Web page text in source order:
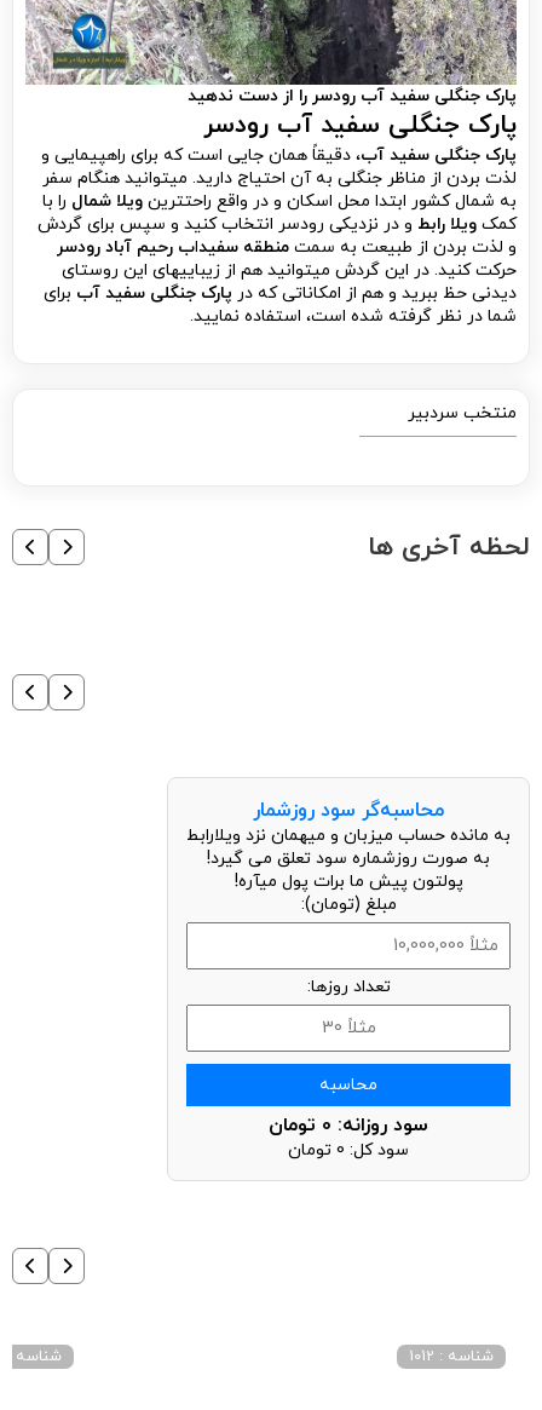
پارک جنگلی سفید آب رودسر را از دست ندهید
پارک جنگلی سفید آب رودسر
پارک جنگلی سفید آب، دقیقاً همان جایی است که برای راهپیمایی و
لذت بردن از مناظر جنگلی به آن احتیاج دارید. می­توانید هنگام سفر
به شمال کشور ابتدا محل اسکان و در واقع راحت­ترین ویلا شمال را با
کمک ویلا رابط و در نزدیکی رودسر انتخاب کنید و سپس برای گردش
و لذت بردن از طبیعت به سمت منطقه سفیداب رحیم آباد رودسر
حرکت کنید. در این گردش می­توانید هم از زیبایی­های این روستای
دیدنی حظ ببرید و هم از امکاناتی که در پارک جنگلی سفید آب برای
شما در نظر گرفته شده است، استفاده نمایید.
منتخب سردبیر
لحظه آخری ها
محاسبه‌گر سود روزشمار
به مانده حساب میزبان و میهمان نزد ویلارابط
به صورت روزشماره سود تعلق می گیرد!
پولتون پیش ما برات پول میآره!
مبلغ (تومان):
تعداد روزها:
محاسبه
سود روزانه: 0 تومان
سود کل: 0 تومان
شناسه : 1012 شناسه : 3048